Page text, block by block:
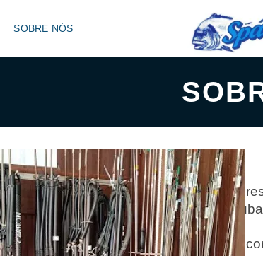
SOBRE NÓS
Somos uma
aos desportos
Temos um vasto